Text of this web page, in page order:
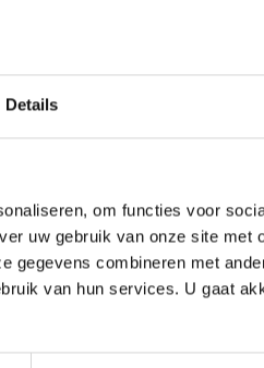
Details
om functies voor
uw gebruik van onze site met
gegevens combineren met
van hun services. U gaat
zijn onze
lossen.